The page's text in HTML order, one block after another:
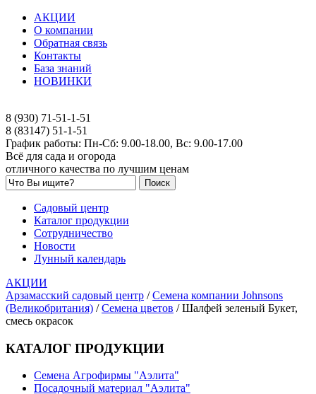
АКЦИИ
О компании
Обратная связь
Контакты
База знаний
НОВИНКИ
8 (930) 71-51-1-51
8 (83147) 51-1-51
График работы: Пн-Сб: 9.00-18.00, Вс: 9.00-17.00
Всё для сада и огорода
отличного качества по лучшим ценам
Садовый центр
Каталог продукции
Сотрудничество
Новости
Лунный календарь
АКЦИИ
Арзамасский садовый центр /Семена компании Johnsons
(Великобритания) /Семена цветов /Шалфей зеленый Букет,
смесь окрасок
КАТАЛОГ ПРОДУКЦИИ
Семена Агрофирмы "Аэлита"
Посадочный материал "Аэлита"